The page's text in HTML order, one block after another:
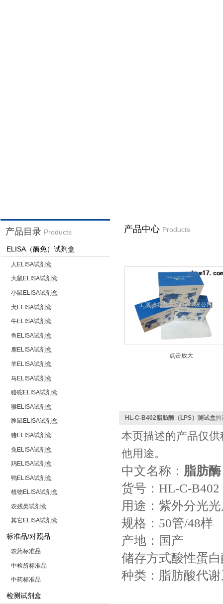
产品目录 Products
ELISA（酶免）试剂盒
人ELISA试剂盒
大鼠ELISA试剂盒
小鼠ELISA试剂盒
犬ELISA试剂盒
牛ELISA试剂盒
鱼ELISA试剂盒
鹿ELISA试剂盒
羊ELISA试剂盒
马ELISA试剂盒
骆驼ELISA试剂盒
猴ELISA试剂盒
豚鼠ELISA试剂盒
猪ELISA试剂盒
兔ELISA试剂盒
鸡ELISA试剂盒
鸭ELISA试剂盒
植物ELISA试剂盒
农残类试剂盒
其它ELISA试剂盒
标准品/对照品
农药标准品
中检所标准品
中药标准品
检测试剂盒
产品中心 Products
点击放大
HL-C-B402脂肪酶（LPS）测试盒的
本页描述的产品仅
他用途。
中文名称 ： 脂肪
货号：HL-C-B402
用途：紫外分光
规格：50管/48样
产地：国产
储存方式酸性蛋
种类：脂肪酸代